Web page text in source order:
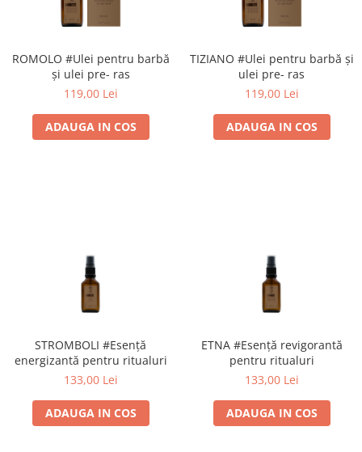
ROMOLO #Ulei pentru barbă
și ulei pre- ras
119,00 Lei
ADAUGA IN COS
TIZIANO #Ulei pentru barbă și
ulei pre- ras
119,00 Lei
ADAUGA IN COS
STROMBOLI #Esență
energizantă pentru ritualuri
133,00 Lei
ADAUGA IN COS
ETNA #Esență revigorantă
pentru ritualuri
133,00 Lei
ADAUGA IN COS